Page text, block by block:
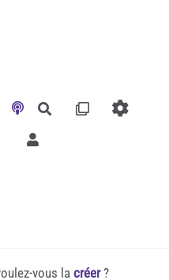
Rechercher
vous la créer?